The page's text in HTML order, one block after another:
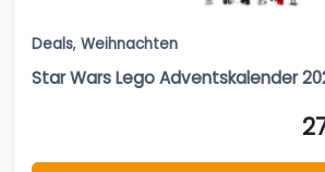
Deals, Weihnachten
Star Wars Lego Adventskalender